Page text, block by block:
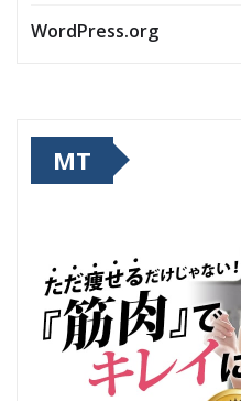
WordPress.org
MT